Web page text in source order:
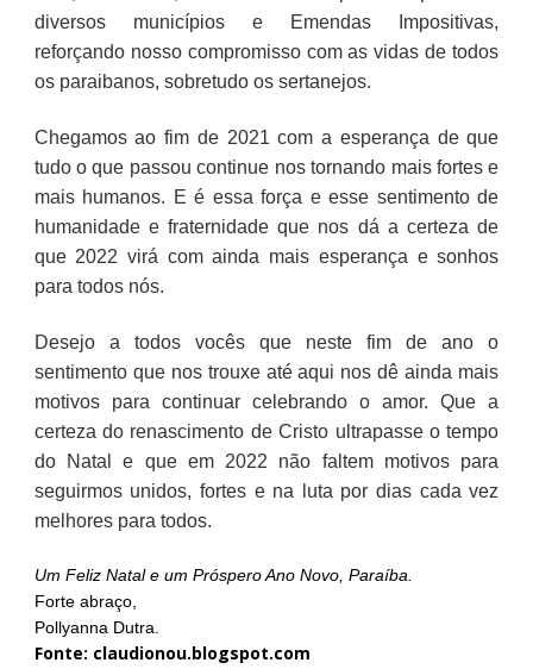
diversos municípios e Emendas Impositivas,
reforçando nosso compromisso com as vidas de todos
os paraibanos, sobretudo os sertanejos.
Chegamos ao fim de 2021 com a esperança de que
tudo o que passou continue nos tornando mais fortes e
mais humanos. E é essa força e esse sentimento de
humanidade e fraternidade que nos dá a certeza de
que 2022 virá com ainda mais esperança e sonhos
para todos nós.
Desejo a todos vocês que neste fim de ano o
sentimento que nos trouxe até aqui nos dê ainda mais
motivos para continuar celebrando o amor. Que a
certeza do renascimento de Cristo ultrapasse o tempo
do Natal e que em 2022 não faltem motivos para
seguirmos unidos, fortes e na luta por dias cada vez
melhores para todos.
Um Feliz Natal e um Próspero Ano Novo, Paraíba.
Forte abraço,
Pollyanna Dutra.
Fonte: claudionou.blogspot.com